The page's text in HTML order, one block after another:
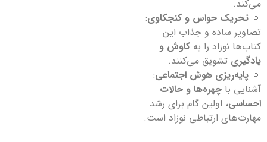
می‌کند.
🔹 تحریک حواس و کنجکاوی:
تصاویر ساده و جذاب این
کتاب‌ها نوزاد را به کاوش و
یادگیری تشویق می‌کنند.
🔹 پایه‌ریزی هوش اجتماعی:
آشنایی با چهره‌ها و حالات
احساسی، اولین گام برای رشد
مهارت‌های ارتباطی نوزاد است.